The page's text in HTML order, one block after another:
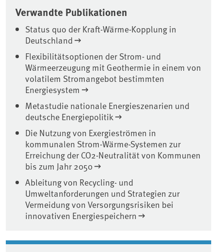
Verwandte Publikationen
Status quo der Kraft-Wärme-Kopplung in
Deutschland
Flexibilitätsoptionen der Strom- und
Wärmeerzeugung mit Geothermie in einem von
volatilem Stromangebot bestimmten
Energiesystem
Metastudie nationale Energieszenarien und
deutsche Energiepolitik
Die Nutzung von Exergieströmen in
kommunalen Strom-Wärme-Systemen zur
Erreichung der CO2-Neutralität von Kommunen
bis zum Jahr 2050
Ableitung von Recycling- und
Umweltanforderungen und Strategien zur
Vermeidung von Versorgungsrisiken bei
innovativen Energiespeichern